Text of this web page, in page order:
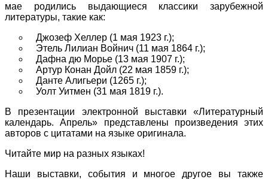
мае родились выдающиеся классики зарубежной
литературы, такие как:
Джозеф Хеллер (1 мая 1923 г.);
Этель Лилиан Войнич (11 мая 1864 г.);
Дафна дю Морье (13 мая 1907 г.);
Артур Конан Дойл (22 мая 1859 г.);
Данте Алигьери (1265 г.);
Уолт Уитмен (31 мая 1819 г.).
В презентации электронной выставки «Литературный
календарь. Апрель» представлены произведения этих
авторов с цитатами на языке оригинала.
Читайте мир на разных языках!
Наши выставки, события и многое другое вы также